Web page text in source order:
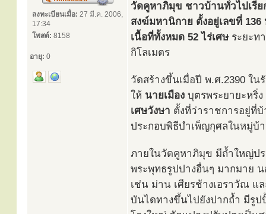
ลงทะเบียนเมื่อ: 27 มี.ค. 2006,
17:34
โพสต์: 8158
อายุ: 0
วัดคูหาภิมุข ชาวบ้านทั่วไปเรีย
สงฆ์มหานิกาย ตั้งอยู่เลขที่
เนื้อที่ทั้งหมด 52 ไร่เศษ ระยะท
กิโลเมตร
วัดสร้างขึ้นเมื่อปี พ.ศ.2390 ใน
ให้ นายเมือง บุตรพระยายะหริ่ง
เศษวังษา ตั้งที่ว่าราชการอยู่ที่
ประกอบพิธีบำเพ็ญกุศลในหมู่บ้
ภายในวัดคูหาภิมุข มีถ้ำใหญ่ป
พระพุทธรูปปางอื่นๆ มากมาย
เช่น ม่าน เศียรช้างเอราวัณ แ
บันไดทางขึ้นไปยังปากถ้ำ มีรู